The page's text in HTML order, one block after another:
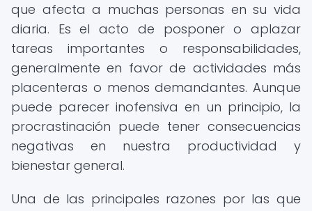
que afecta a muchas personas en su vida
diaria. Es el acto de posponer o aplazar
tareas importantes o responsabilidades,
generalmente en favor de actividades más
placenteras o menos demandantes. Aunque
puede parecer inofensiva en un principio, la
procrastinación puede tener consecuencias
negativas en nuestra productividad y
bienestar general.
Una de las principales razones por las que